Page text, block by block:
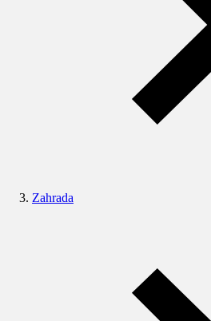
Zahrada